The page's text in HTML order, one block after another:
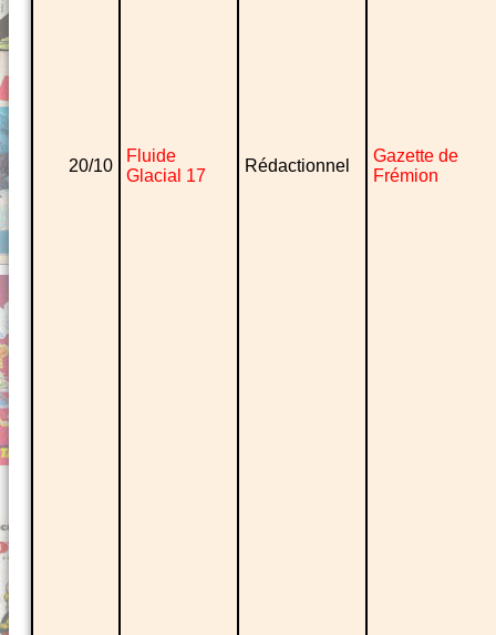
20/10
Fluide
Glacial 17
Rédactionnel
Gazette de
Frémion